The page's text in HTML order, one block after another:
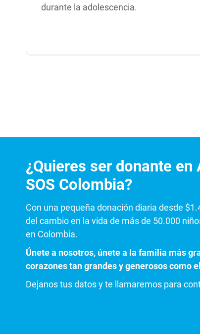
durante la adolescencia.
¿Quieres ser donante
SOS Colombia?
Con una pequeña donación diaria desde
del cambio en la vida de más de 50.000
en Colombia.
Únete a nosotros, únete a la familia más
corazones tan grandes y generosos como
Dejanos tus datos y te llamaremos para